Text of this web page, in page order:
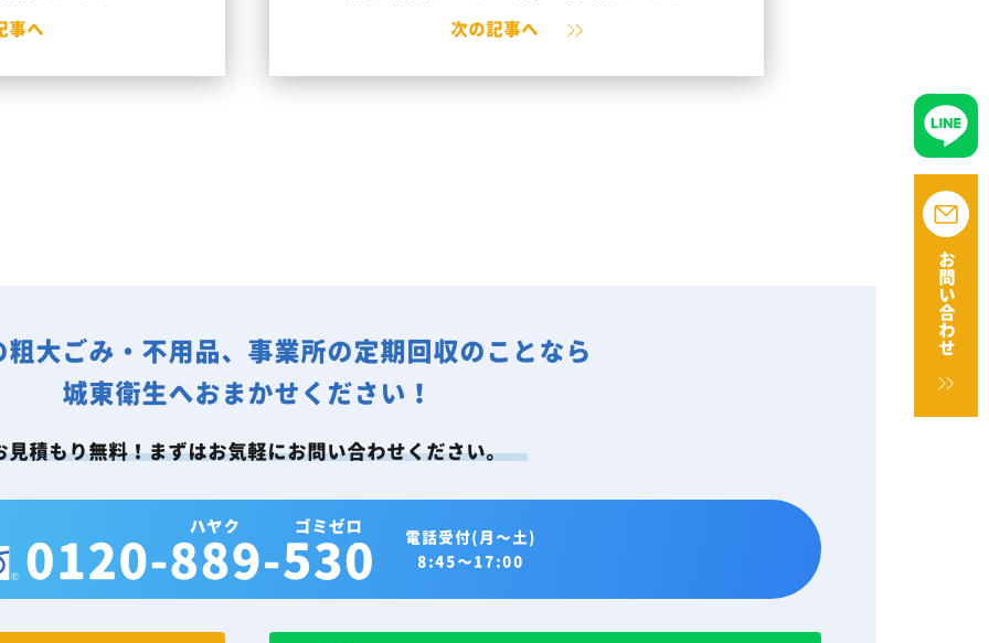
お問い合わせ
事へ 次の記事へ
粗大ごみ・不用品、事業所の定期回収のことなら
城東衛生へおまかせください！
見積もり無料！まずはお気軽にお問い合わせください。
電話受付(月～土)
8:45～17:00